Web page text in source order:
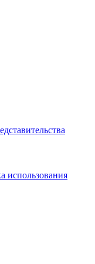
использования